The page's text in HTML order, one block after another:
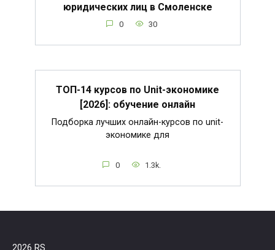
юридических лиц в Смоленске
0 30
ТОП-14 курсов по Unit-экономике
[2026]: обучение онлайн
Подборка лучших онлайн-курсов по unit-
экономике для
0 1.3k.
2026 RS